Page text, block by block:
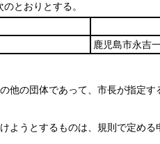
とおりとする。
鹿児島市永吉
他の団体であって、市長が指定す
ようとするものは、規則で定め